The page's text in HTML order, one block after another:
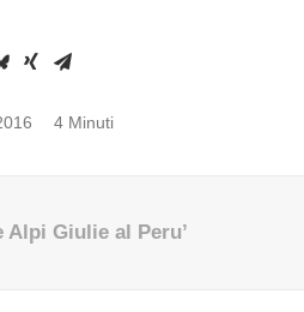
4 Minuti
Giulie al Peru’